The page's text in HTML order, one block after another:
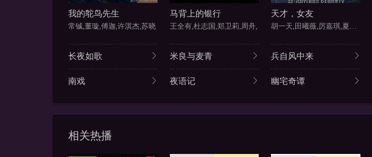
我的鸵鸟先生
常铖,董璇,傅迦,许淇杰,苏晓
马背上的银行
王全有,杜志国,郑卫莉,周舟,
天才，女友
胡一天,田曦薇,厉嘉琪,夏浩然
长夜如歌 米良与麦青 兵自风中来
南戏 夜语记 幽宅奇谭
相关热播